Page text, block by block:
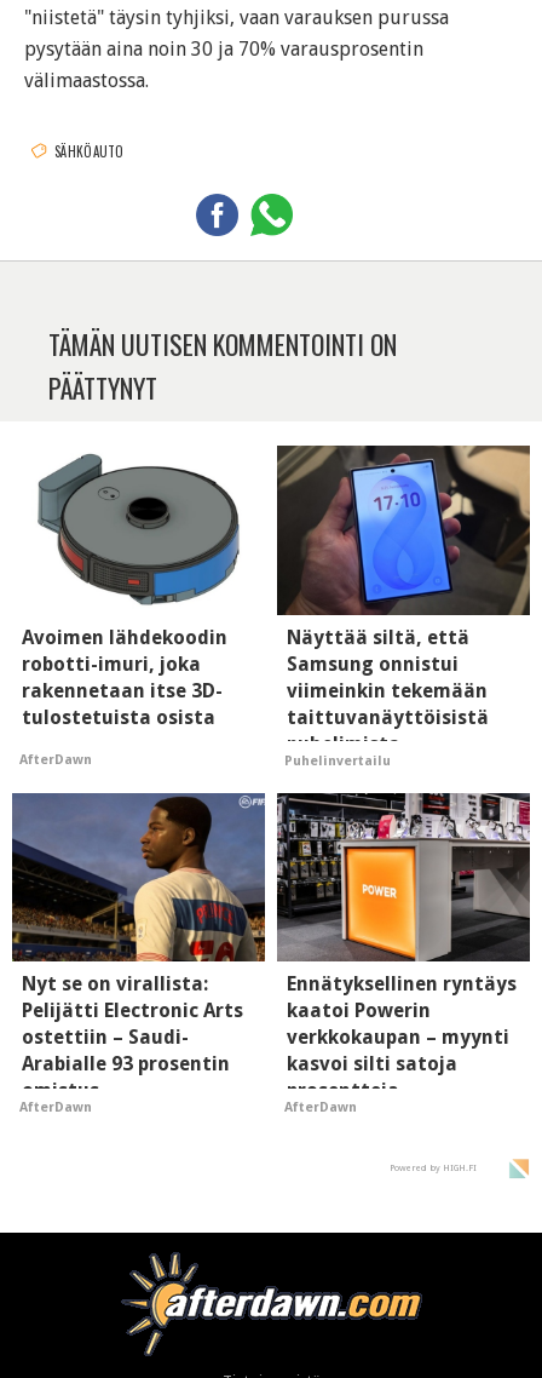
"niistetä" täysin tyhjiksi, vaan varauksen purussa
pysytään aina noin 30 ja 70% varausprosentin
välimaastossa.
SÄHKÖAUTO
TÄMÄN UUTISEN KOMMENTOINTI ON
PÄÄTTYNYT
Avoimen lähdekoodin
robotti-imuri, joka
rakennetaan itse 3D-
tulostetuista osista
AfterDawn
Näyttää siltä, että
Samsung onnistui
viimeinkin tekemään
taittuvanäyttöisistä
puhelimista
supersuosittuja
Puhelinvertailu
Nyt se on virallista:
Pelijätti Electronic Arts
ostettiin – Saudi-
Arabialle 93 prosentin
omistus
AfterDawn
Ennätyksellinen ryntäys
kaatoi Powerin
verkkokaupan – myynti
kasvoi silti satoja
prosentteja
AfterDawn
Powered by HIGH.FI